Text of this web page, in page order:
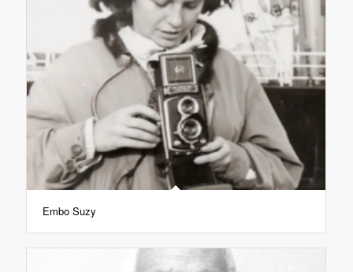
Embo Suzy